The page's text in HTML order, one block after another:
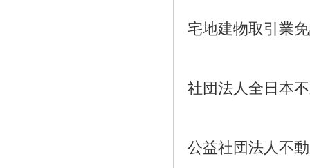
宅地建物取引業
社団法人全日本
公益社団法人不